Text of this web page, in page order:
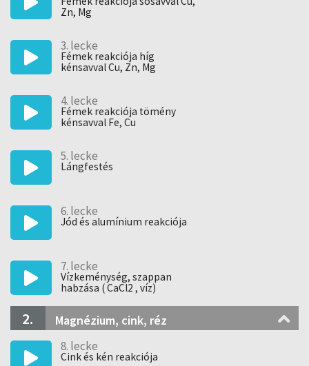
A kísérleteket bemutatják:
Maginé Seres Marianna
Kalapos Adrián
Molnárné Szatmári Edina
Kállainé Laufer Erzsébet
Zn, Mg
3. lecke
Fémek reakciója híg
kénsavval Cu, Zn, Mg
4. lecke
Fémek reakciója tömény
kénsavval Fe, Cu
5. lecke
Lángfestés
6. lecke
Jód és alumínium reakciója
7. lecke
Vízkeménység, szappan
habzása ( CaCl2 , víz)
2. Magnézium, cink, réz
8. lecke
Cink és kén reakciója